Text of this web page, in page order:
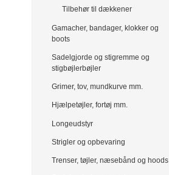
Tilbehør til dækkener
Gamacher, bandager, klokker og
boots
Sadelgjorde og stigremme og
stigbøjlerbøjler
Grimer, tov, mundkurve mm.
Hjælpetøjler, fortøj mm.
Longeudstyr
Strigler og opbevaring
Trenser, tøjler, næsebånd og hoods